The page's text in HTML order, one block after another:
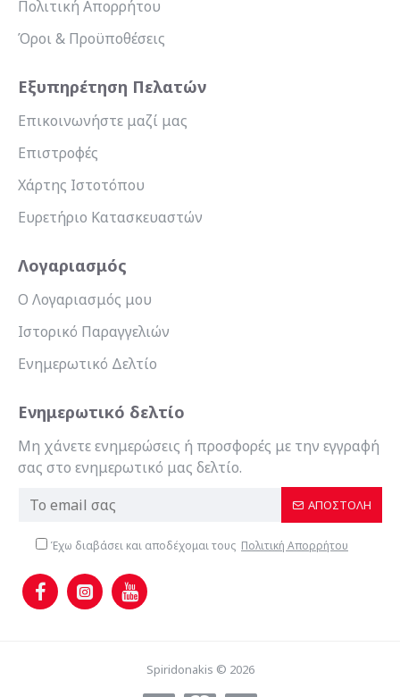
Πολιτική Απορρήτου
Όροι & Προϋποθέσεις
Εξυπηρέτηση Πελατών
Επικοινωνήστε μαζί μας
Επιστροφές
Χάρτης Ιστοτόπου
Ευρετήριο Κατασκευαστών
Λογαριασμός
Ο Λογαριασμός μου
Ιστορικό Παραγγελιών
Ενημερωτικό Δελτίο
Ενημερωτικό δελτίο
Μη χάνετε ενημερώσεις ή προσφορές με την εγγραφή
σας στο ενημερωτικό μας δελτίο.
ΑΠΟΣΤΟΛΉ
Έχω διαβάσει και αποδέχομαι τους Πολιτική Απορρήτου
Spiridonakis © 2026